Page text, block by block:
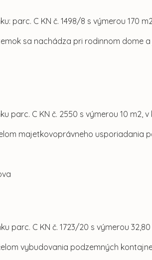
parc. C KN č. 1498/8 s výmerou 170
sa nachádza pri rodinnom dome
parc. C KN č. 2550 s výmerou 10 m2, v
majetkovoprávneho usporiadania
parc. C KN č. 1723/20 s výmerou 32,80
vybudovania podzemných